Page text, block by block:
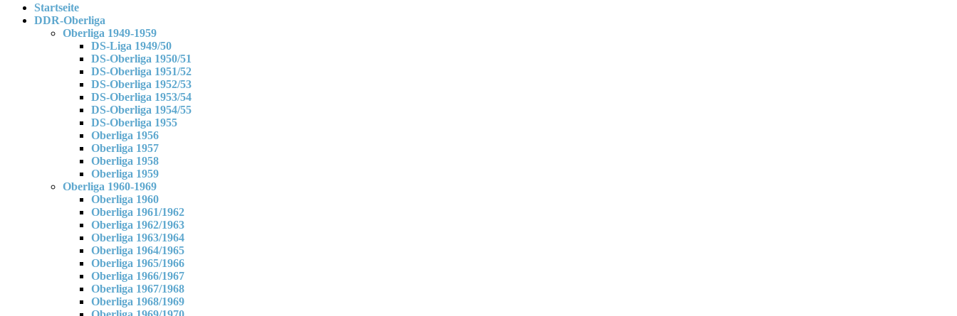
Startseite
DDR-Oberliga
Oberliga 1949-1959
DS-Liga 1949/50
DS-Oberliga 1950/51
DS-Oberliga 1951/52
DS-Oberliga 1952/53
DS-Oberliga 1953/54
DS-Oberliga 1954/55
DS-Oberliga 1955
Oberliga 1956
Oberliga 1957
Oberliga 1958
Oberliga 1959
Oberliga 1960-1969
Oberliga 1960
Oberliga 1961/1962
Oberliga 1962/1963
Oberliga 1963/1964
Oberliga 1964/1965
Oberliga 1965/1966
Oberliga 1966/1967
Oberliga 1967/1968
Oberliga 1968/1969